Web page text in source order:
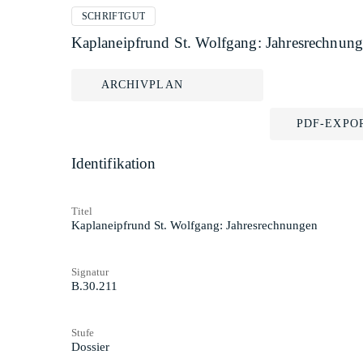
SCHRIFTGUT
Kaplaneipfrund St. Wolfgang:
ARCHIVPLAN
PDF-
Identifikation
Titel
Kaplaneipfrund St. Wolfgang: Jahresrechnungen
Signatur
B.30.211
Stufe
Dossier